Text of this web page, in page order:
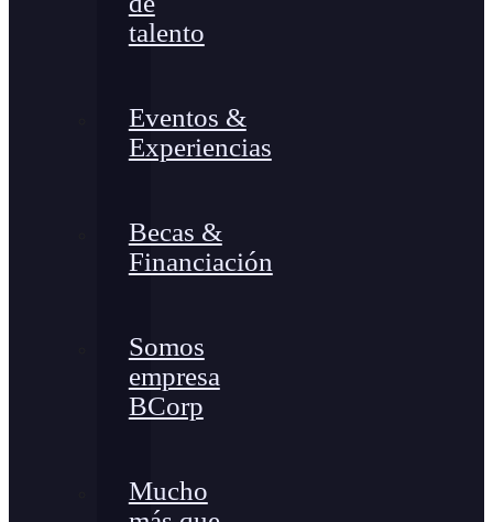
talento
Eventos &
Experiencias
Becas &
Financiación
Somos
empresa
BCorp
Mucho